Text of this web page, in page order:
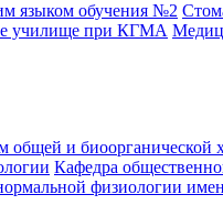
языком обучения №2
училище при КГМА
общей и
Кафедра
физиологии